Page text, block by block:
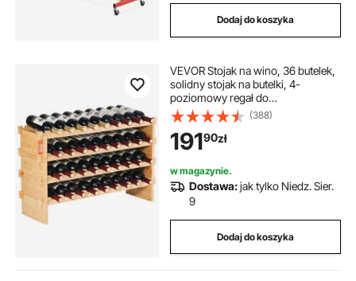
Dodaj do koszyka
VEVOR Stojak na wino, 36 butelek,
solidny stojak na butelki, 4-
poziomowy regał do
przechowywania wykonany z
litego drewna bambusowego,
wolnostojący stojak na wino, półki
antypoślizgowe do kuchni, baru i
piwnicy (kolor naturalny)
(388)
19190zł
w magazynie.
Dostawa:jak tylko Niedz. Sier.
9
Dodaj do koszyka